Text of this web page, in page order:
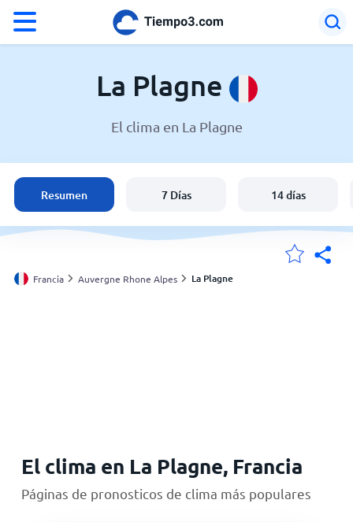
El clima en La Plagne
Francia
España
Argentina
La Plagne
El clima en La Plagne
Resumen 7 Días 14 días
Francia Auvergne Rhone Alpes La Plagne
El clima en La Plagne, Francia
Páginas de pronosticos de clima más populares